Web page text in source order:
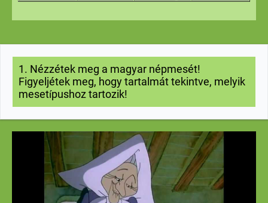
1. Nézzétek meg a magyar népmesét!
Figyeljétek meg, hogy tartalmát tekintve, melyik
mesetípushoz tartozik!